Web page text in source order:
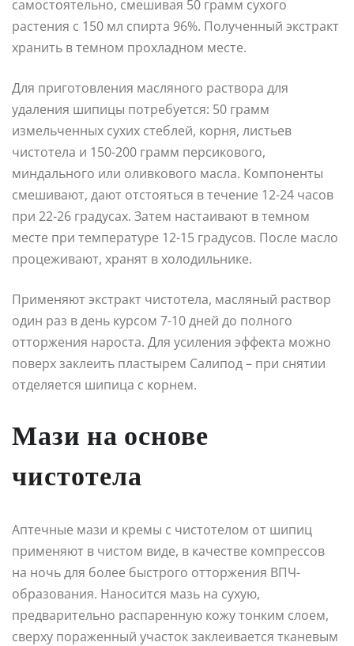
самостоятельно, смешивая 50 грамм сухого
растения с 150 мл спирта 96%. Полученный экстракт
хранить в темном прохладном месте.
Для приготовления масляного раствора для
удаления шипицы потребуется: 50 грамм
измельченных сухих стеблей, корня, листьев
чистотела и 150-200 грамм персикового,
миндального или оливкового масла. Компоненты
смешивают, дают отстояться в течение 12-24 часов
при 22-26 градусах. Затем настаивают в темном
месте при температуре 12-15 градусов. После масло
процеживают, хранят в холодильнике.
Применяют экстракт чистотела, масляный раствор
один раз в день курсом 7-10 дней до полного
отторжения нароста. Для усиления эффекта можно
поверх заклеить пластырем Салипод – при снятии
отделяется шипица с корнем.
Мази на основе
чистотела
Аптечные мази и кремы с чистотелом от шипиц
применяют в чистом виде, в качестве компрессов
на ночь для более быстрого отторжения ВПЧ-
образования. Наносится мазь на сухую,
предварительно распаренную кожу тонким слоем,
сверху пораженный участок заклеивается тканевым